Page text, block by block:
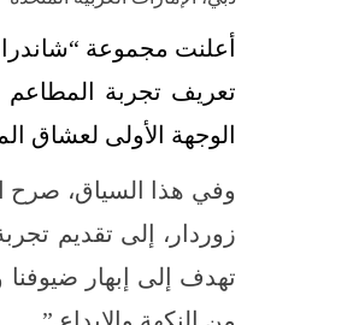
أعلنت مجموعة
تعريف تجربة المطاعم
الوجهة الأولى لعشاق
وفي هذا السياق،
زوردار، إلى تقديم
تهدف إلى إبهار